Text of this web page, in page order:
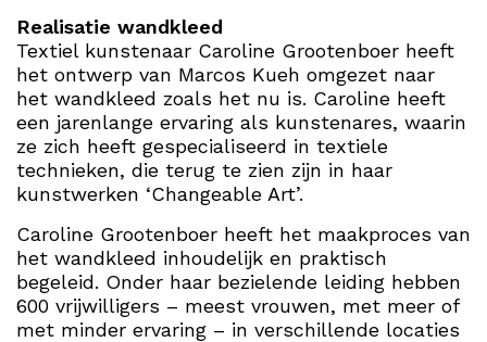
Realisatie wandkleed
Textiel kunstenaar Caroline Grootenboer heeft
het ontwerp van Marcos Kueh omgezet naar
het wandkleed zoals het nu is. Caroline heeft
een jarenlange ervaring als kunstenares, waarin
ze zich heeft gespecialiseerd in textiele
technieken, die terug te zien zijn in haar
kunstwerken ‘Changeable Art’.
Caroline Grootenboer heeft het maakproces van
het wandkleed inhoudelijk en praktisch
begeleid. Onder haar bezielende leiding hebben
600 vrijwilligers – meest vrouwen, met meer of
met minder ervaring – in verschillende locaties